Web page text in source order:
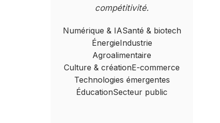
compétitivité.
Numérique & IASanté & biotech
ÉnergieIndustrie
Agroalimentaire
Culture & créationE-commerce
Technologies émergentes
ÉducationSecteur public